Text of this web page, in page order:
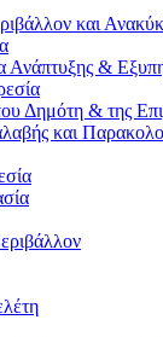
και
&
Δημότη & της
και